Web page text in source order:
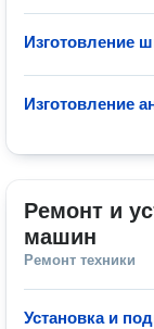
Изготовление
Изготовление
Ремонт и
машин
Ремонт техники
Установка и